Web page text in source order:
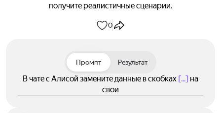
получите реалистичные сценарии.
0
Промпт Результат
В чате с Алисой замените данные в скобках [...] на
свои